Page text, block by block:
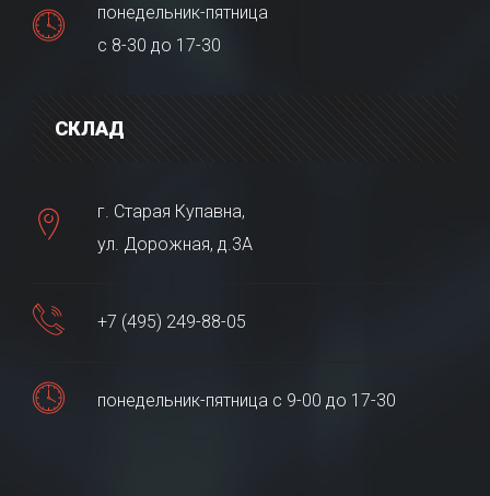
понедельник-пятница
с 8-30 до 17-30
СКЛАД
г. Старая Купавна,
ул. Дорожная, д.3А
+7 (495) 249-88-05
понедельник-пятница с 9-00 до 17-30